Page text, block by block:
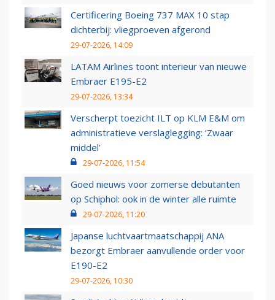
Certificering Boeing 737 MAX 10 stap
dichterbij: vliegproeven afgerond
29-07-2026, 14:09
LATAM Airlines toont interieur van nieuwe
Embraer E195-E2
29-07-2026, 13:34
Verscherpt toezicht ILT op KLM E&M om
administratieve verslaglegging: ‘Zwaar
middel’
29-07-2026, 11:54
Goed nieuws voor zomerse debutanten
op Schiphol: ook in de winter alle ruimte
29-07-2026, 11:20
Japanse luchtvaartmaatschappij ANA
bezorgt Embraer aanvullende order voor
E190-E2
29-07-2026, 10:30